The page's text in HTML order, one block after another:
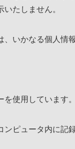
たしません。
いかなる個人情
使用しています。
ピュータ内に記